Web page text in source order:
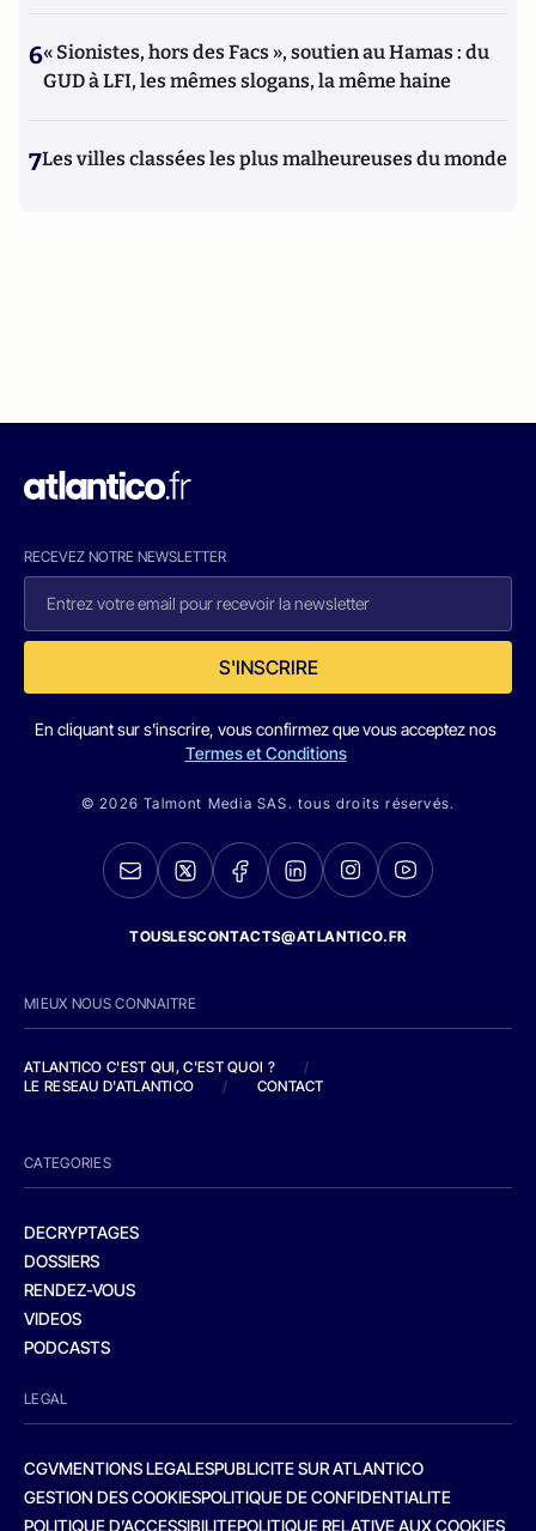
6« Sionistes, hors des Facs », soutien au Hamas : du
GUD à LFI, les mêmes slogans, la même haine
7Les villes classées les plus malheureuses du monde
RECEVEZ NOTRE NEWSLETTER
S'INSCRIRE
En cliquant sur s'inscrire, vous confirmez que vous acceptez nos
Termes et Conditions
© 2026 Talmont Media SAS. tous droits réservés.
TOUSLESCONTACTS@ATLANTICO.FR
MIEUX NOUS CONNAITRE
ATLANTICO C'EST QUI, C'EST QUOI ?
/
LE RESEAU D'ATLANTICO
/ CONTACT
CATEGORIES
DECRYPTAGES
DOSSIERS
RENDEZ-VOUS
VIDEOS
PODCASTS
LEGAL
CGVMENTIONS LEGALESPUBLICITE SUR ATLANTICO
GESTION DES COOKIESPOLITIQUE DE CONFIDENTIALITE
POLITIQUE D’ACCESSIBILITEPOLITIQUE RELATIVE AUX COOKIES